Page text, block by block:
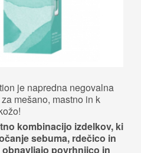
je napredna negovalna
mešano, mastno in k
kombinacijo izdelkov, ki
sebuma, rdečico in
povrhnjico in